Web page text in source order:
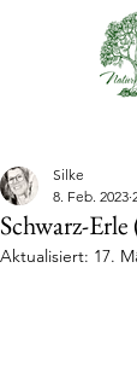
Schwarz-
Silke
8. Feb. 2023
Aktualisiert: 17.